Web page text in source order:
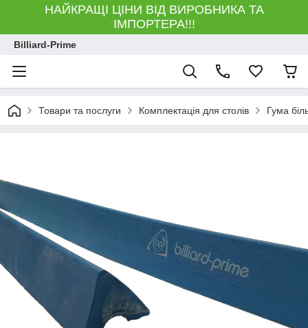
НАЙКРАЩІ ЦІНИ ВІД ВИРОБНИКА ТА
ІМПОРТЕРА!!!
Billiard-Prime
Товари та послуги Комплектація для столів Гума